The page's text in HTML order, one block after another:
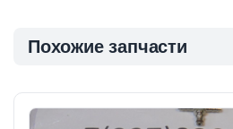
Похожие запчасти